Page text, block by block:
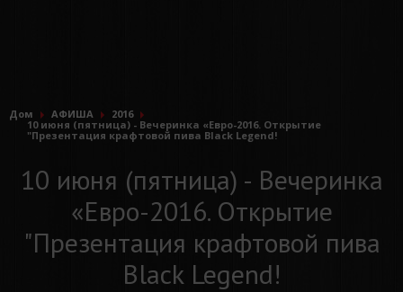
Дом АФИША
2016
10 июня (пятница) - Вечеринка «Евро-2016. Открытие
"Презентация крафтовой пива Black Legend!
10 июня (пятница) - Вечеринка
«Евро-2016. Открытие
"Презентация крафтовой пива
Black Legend!